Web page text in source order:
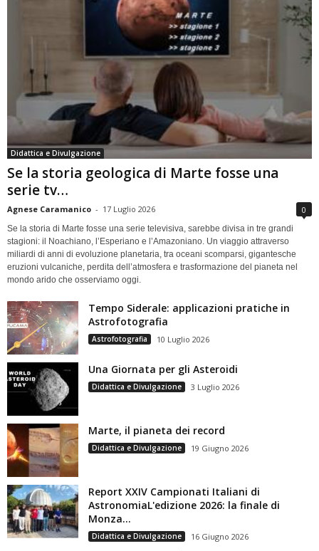
Didattica e Divulgazione
Se la storia geologica di Marte fosse una
serie tv…
Agnese Caramanico - 17 Luglio 2026 0
Se la storia di Marte fosse una serie televisiva, sarebbe divisa in tre grandi
stagioni: il Noachiano, l’Esperiano e l’Amazoniano. Un viaggio attraverso
miliardi di anni di evoluzione planetaria, tra oceani scomparsi, gigantesche
eruzioni vulcaniche, perdita dell’atmosfera e trasformazione del pianeta nel
mondo arido che osserviamo oggi.
Tempo Siderale: applicazioni pratiche in
Astrofotografia
Astrofotografia 10 Luglio 2026
Una Giornata per gli Asteroidi
Didattica e Divulgazione 3 Luglio 2026
Marte, il pianeta dei record
Didattica e Divulgazione 19 Giugno 2026
Report XXIV Campionati Italiani di
AstronomiaL'edizione 2026: la finale di
Monza...
Didattica e Divulgazione
16 Giugno 2026